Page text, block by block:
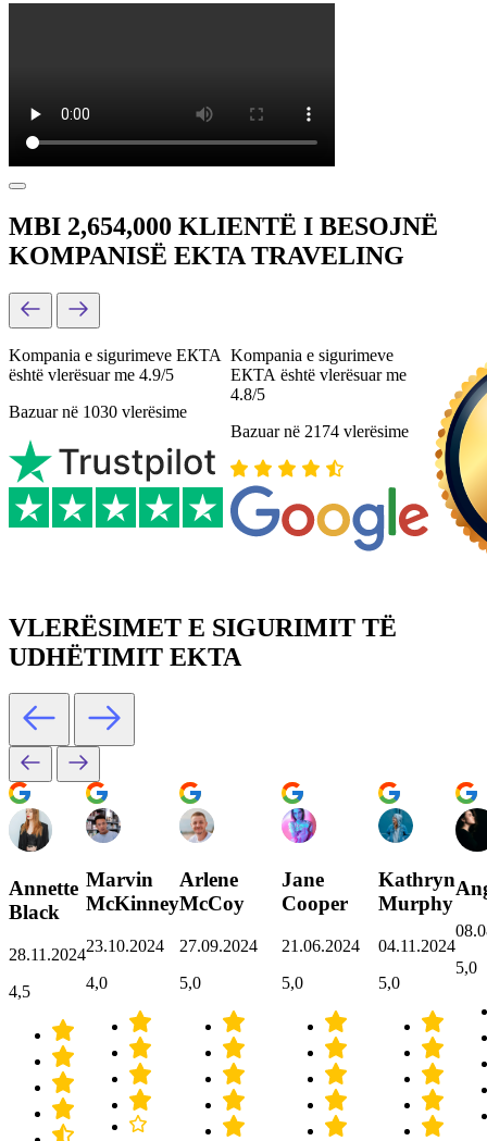
MBI 2,654,000 KLIENTË I BESOJNË
KOMPANISË EKTA TRAVELING
Kompania e sigurimeve ЕКТА
është vlerësuar me 4.9/5
Bazuar në 1030 vlerësime
Kompania e sigurimeve
ЕКТА është vlerësuar me
4.8/5
Bazuar në 2174 vlerësime
VLERËSIMET E SIGURIMIT TË
UDHËTIMIT EKTA
Annette
Black
28.11.2024
4,5
Marvin
McKinney
23.10.2024
4,0
Arlene
McCoy
27.09.2024
5,0
Jane
Cooper
21.06.2024
5,0
Kathryn
Murphy
04.11.2024
5,0
5,0